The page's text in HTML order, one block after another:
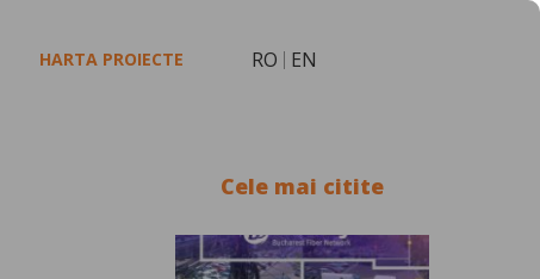
HARTA PROIECTE RO EN
Cele mai citite